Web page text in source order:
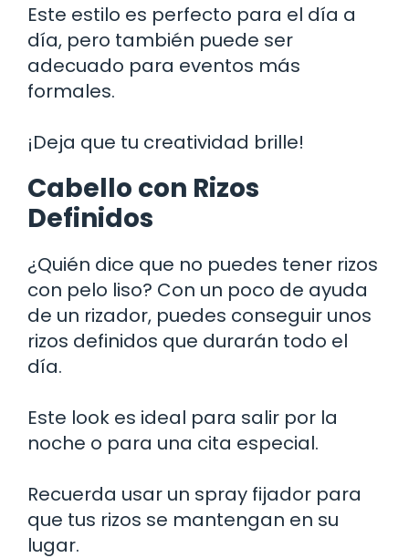
Este estilo es perfecto para el día a
día, pero también puede ser
adecuado para eventos más
formales.
¡Deja que tu creatividad brille!
Cabello con Rizos
Definidos
¿Quién dice que no puedes tener rizos
con pelo liso? Con un poco de ayuda
de un rizador, puedes conseguir unos
rizos definidos que durarán todo el
día.
Este look es ideal para salir por la
noche o para una cita especial.
Recuerda usar un spray fijador para
que tus rizos se mantengan en su
lugar.